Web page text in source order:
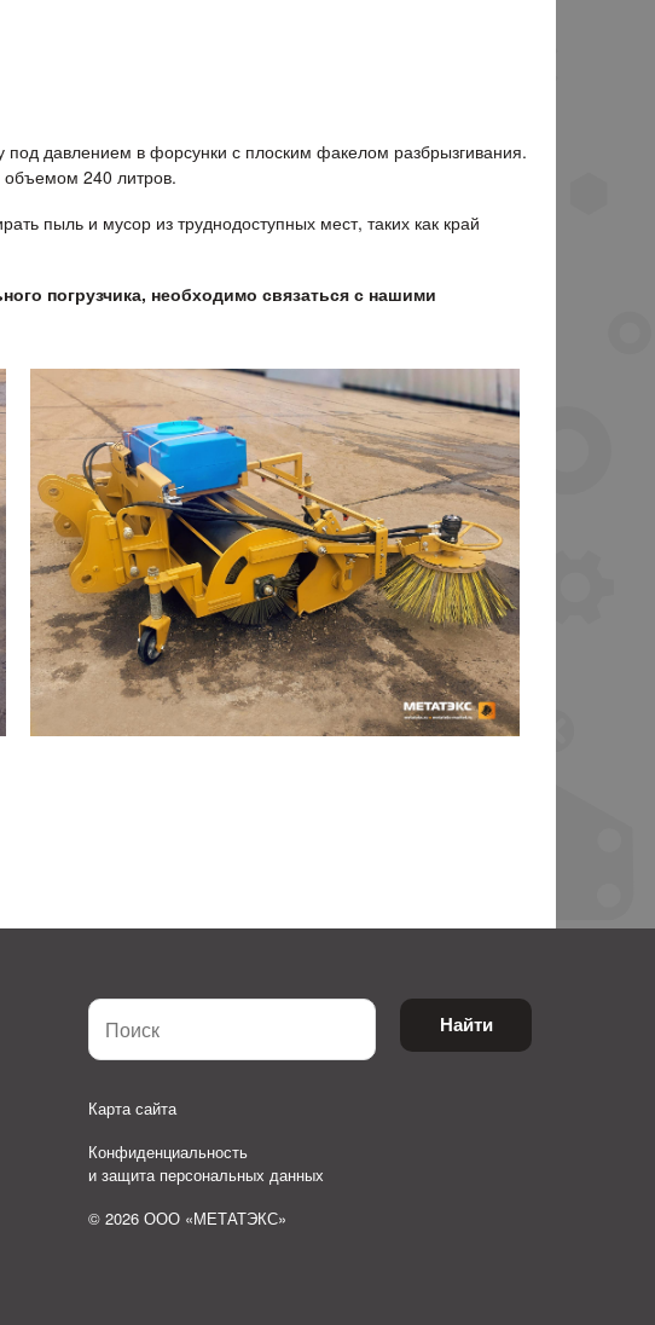
давлением в форсунки с плоским факелом разбрызгивания.
объемом 240 литров.
пыль и мусор из труднодоступных мест, таких как край
погрузчика, необходимо связаться с нашими
Найти
Карта сайта
Конфиденциальность
и защита персональных данных
© 2026 ООО «МЕТАТЭКС»